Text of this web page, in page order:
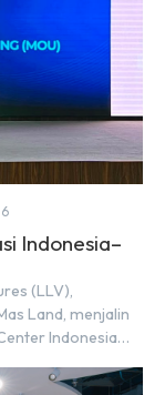
Indonesia–
(LLV),
Land, menjalin
Indonesia
Memorandum of